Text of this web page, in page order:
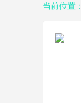
当前位置：